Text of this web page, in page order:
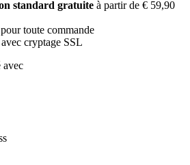
standard gratuite à partir de € 59,90
toute commande
avec cryptage SSL
avec